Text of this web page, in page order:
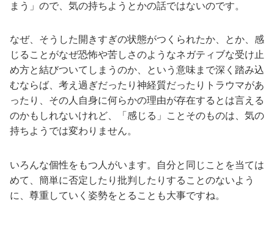
まう」ので、気の持ちようとかの話ではないのです。
なぜ、そうした開きすぎの状態がつくられたか、とか、感
じることがなぜ恐怖や苦しさのようなネガティブな受け止
め方と結びついてしまうのか、という意味まで深く踏み込
むならば、考え過ぎだったり神経質だったりトラウマがあ
ったり、その人自身に何らかの理由が存在するとは言える
のかもしれないけれど、「感じる」ことそのものは、気の
持ちようでは変わりません。
いろんな個性をもつ人がいます。自分と同じことを当ては
めて、簡単に否定したり批判したりすることのないよう
に、尊重していく姿勢をとることも大事ですね。